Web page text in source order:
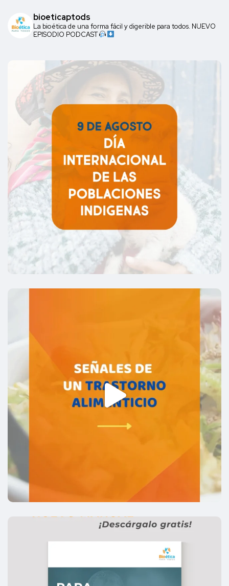
bioeticaptods
La bioética de una forma fácil y digerible para todos. NUEVO
EPISODIO PODCAST